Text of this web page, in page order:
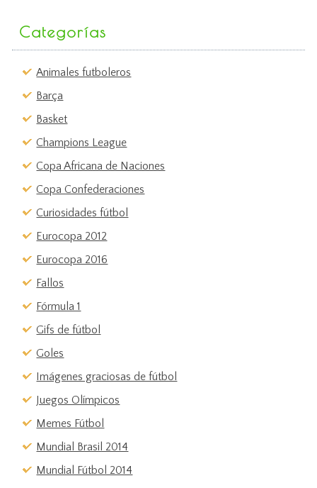
Categorías
Animales futboleros
Barça
Basket
Champions League
Copa Africana de Naciones
Copa Confederaciones
Curiosidades fútbol
Eurocopa 2012
Eurocopa 2016
Fallos
Fórmula 1
Gifs de fútbol
Goles
Imágenes graciosas de fútbol
Juegos Olímpicos
Memes Fútbol
Mundial Brasil 2014
Mundial Fútbol 2014